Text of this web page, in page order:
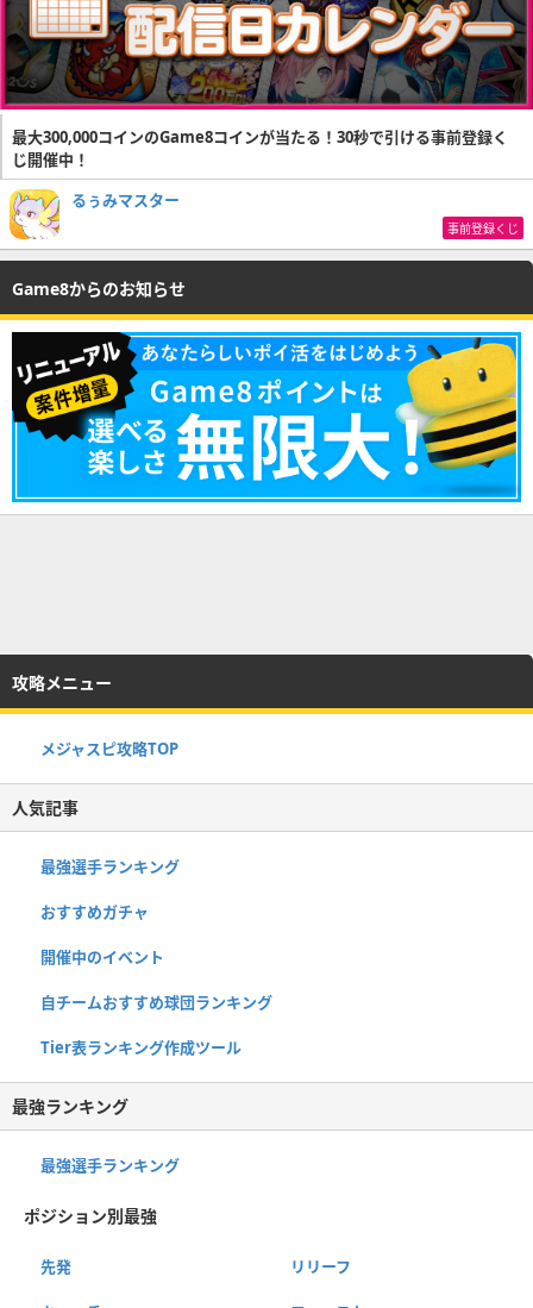
最大300,000コインのGame8コインが当たる！30秒で引ける事前登録く
じ開催中！
るぅみマスター
事前登録くじ
Game8からのお知らせ
攻略メニュー
メジャスピ攻略TOP
人気記事
最強選手ランキング
おすすめガチャ
開催中のイベント
自チームおすすめ球団ランキング
Tier表ランキング作成ツール
最強ランキング
最強選手ランキング
ポジション別最強
先発 リリーフ